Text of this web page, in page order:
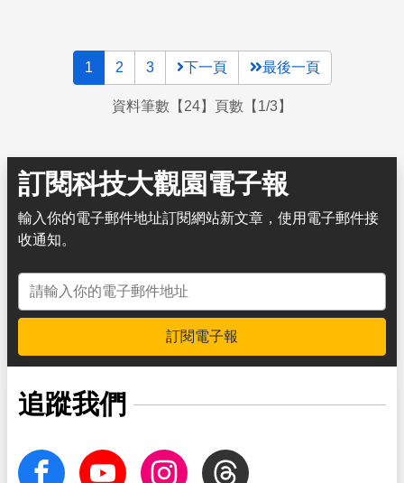
1 2 3 下一頁 最後一頁
資料筆數【24】頁數【1/3】
訂閱科技大觀園電子報
輸入你的電子郵件地址訂閱網站新文章，使用電子郵件接
收通知。
電子郵件地址
訂閱電子報
追蹤我們
facebook Youtube InstagramThreads